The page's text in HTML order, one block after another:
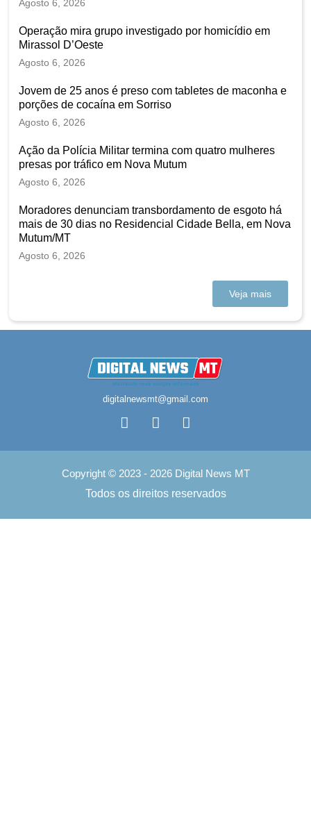
Agosto 6, 2026
Operação mira grupo investigado por homicídio em
Mirassol D’Oeste
Agosto 6, 2026
Jovem de 25 anos é preso com tabletes de maconha e
porções de cocaína em Sorriso
Agosto 6, 2026
Ação da Polícia Militar termina com quatro mulheres
presas por tráfico em Nova Mutum
Agosto 6, 2026
Moradores denunciam transbordamento de esgoto há
mais de 30 dias no Residencial Cidade Bella, em Nova
Mutum/MT
Agosto 6, 2026
Veja mais
digitalnewsmt@gmail.com
Copyright © 2023 - 2026 Digital News MT
Todos os direitos reservados